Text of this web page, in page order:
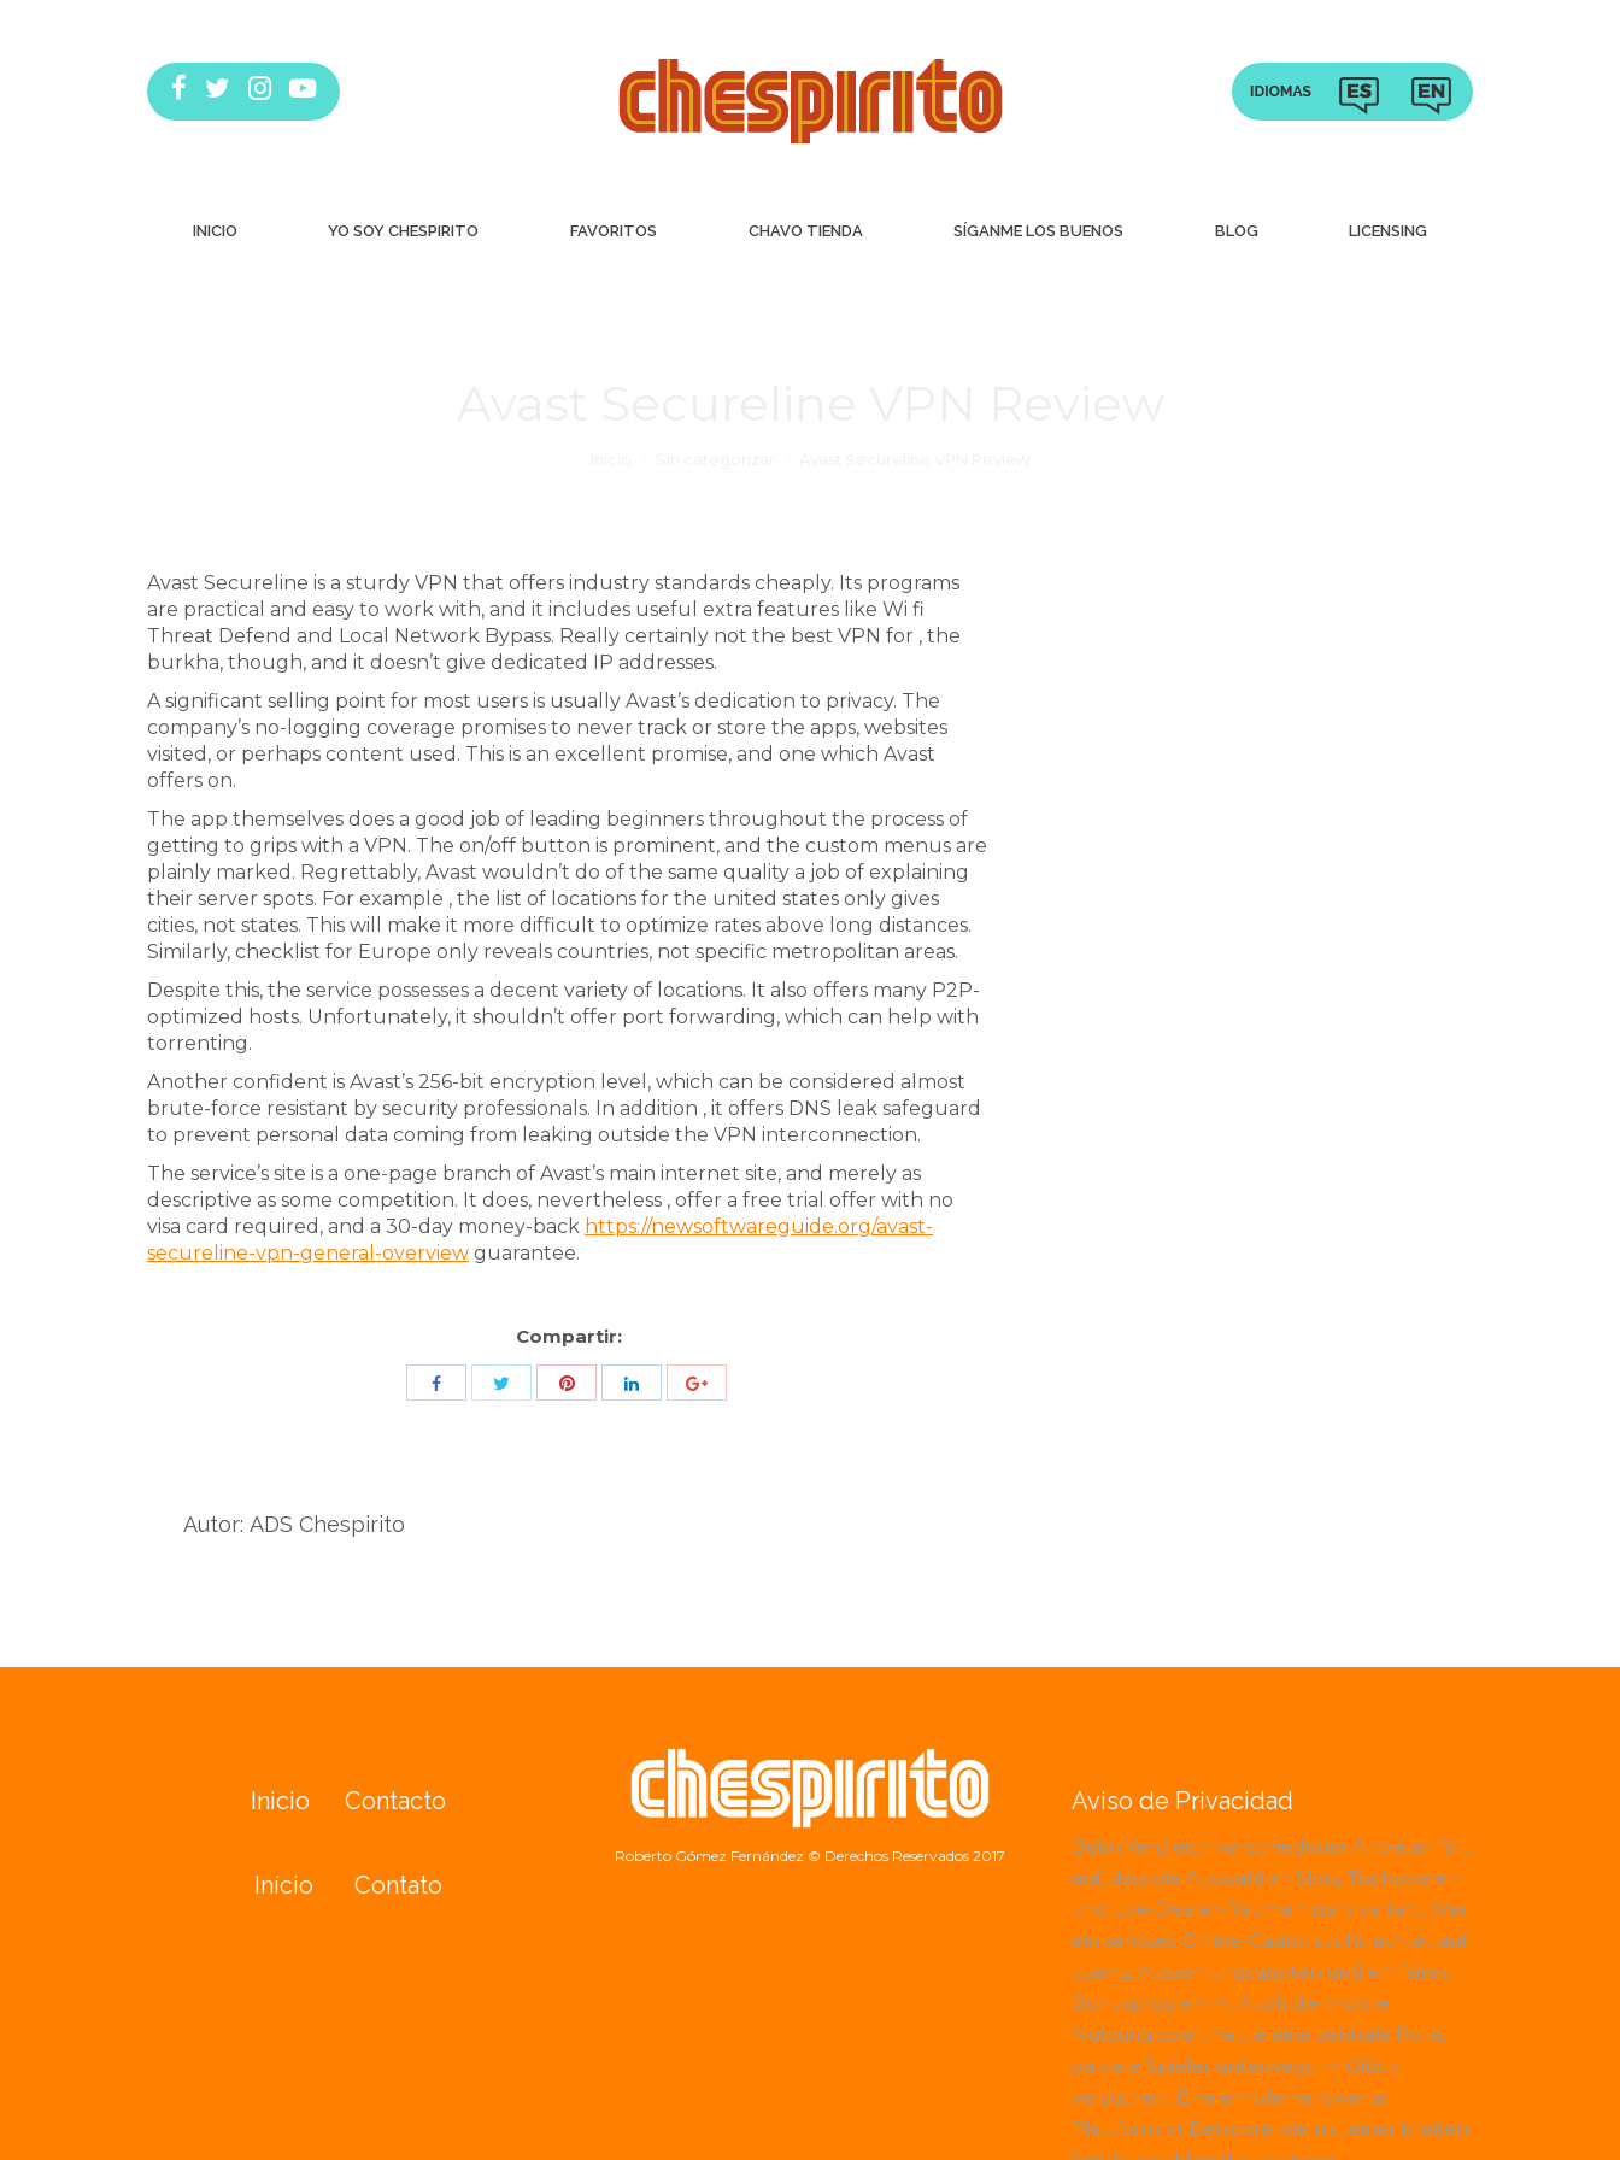
INICIO YO SOY CHESPIRITO FAVORITOS CHAVO TIENDA SÍGANME LOS BUENOS BLOG LICENSING
Avast Secureline is a sturdy VPN that offers industry standards cheaply. Its programs
are practical and easy to work with, and it includes useful extra features like Wi fi
Threat Defend and Local Network Bypass. Really certainly not the best VPN for , the
burkha, though, and it doesn’t give dedicated IP addresses.
A significant selling point for most users is usually Avast’s dedication to privacy. The
company’s no-logging coverage promises to never track or store the apps, websites
visited, or perhaps content used. This is an excellent promise, and one which Avast
offers on.
The app themselves does a good job of leading beginners throughout the process of
getting to grips with a VPN. The on/off button is prominent, and the custom menus are
plainly marked. Regrettably, Avast wouldn’t do of the same quality a job of explaining
their server spots. For example , the list of locations for the united states only gives
cities, not states. This will make it more difficult to optimize rates above long distances.
Similarly, checklist for Europe only reveals countries, not specific metropolitan areas.
Despite this, the service possesses a decent variety of locations. It also offers many P2P-
optimized hosts. Unfortunately, it shouldn’t offer port forwarding, which can help with
torrenting.
Another confident is Avast’s 256-bit encryption level, which can be considered almost
brute-force resistant by security professionals. In addition , it offers DNS leak safeguard
to prevent personal data coming from leaking outside the VPN interconnection.
The service’s site is a one-page branch of Avast’s main internet site, and merely as
descriptive as some competition. It does, nevertheless , offer a free trial offer with no
visa card required, and a 30-day money-back https://newsoftwareguide.org/avast-
secureline-vpn-general-overview guarantee.
Compartir:
Share
Autor: ADS Chespirito
Inicio Contacto
Início Contato
Roberto Gómez Fernández © Derechos Reservados 2017
Aviso de Privacidad
Beim Vergleich verschiedener Anbieter fällt
auf, dass die Auswahl an Slots, Tischspielen
und Live-Dealer-Räumen stark variiert. Wer
ein seriöses Online-Casino sucht, achtet auf
Lizenz, Auszahlungsquoten und ein faires
Bonusprogramm. Auch die mobile
Nutzung spielt heute eine zentrale Rolle,
da viele Spieler unterwegs ihr Glück
versuchen. Eine empfehlenswerte
Plattform ist Betscore, die mit einer breiten